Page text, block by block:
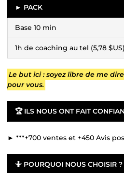
► PACK
Base 10 min
1h de coaching au tel (5,78 $US)
Le but ici : soyez libre de me
pour vous.
🏆 ILS NOUS ONT FAIT
► ***+700 ventes et +450 Avis
🤷 POURQUOI NOUS CHOISIR ?